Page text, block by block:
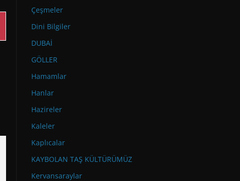
Çeşmeler
Dini Bilgiler
DUBAİ
GÖLLER
Hamamlar
Hanlar
Hazireler
Kaleler
Kaplıcalar
KAYBOLAN TAŞ KÜLTÜRÜMÜZ
Kervansaraylar